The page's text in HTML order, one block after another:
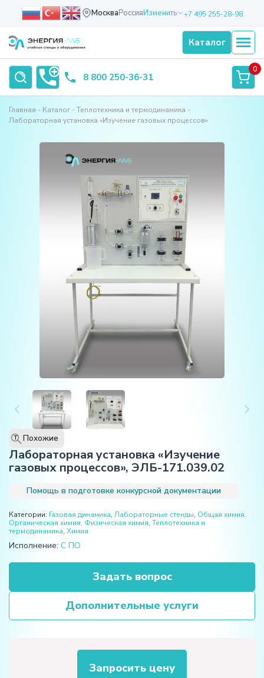
МоскваРоссияИзменить +7 495 255-28-98
Каталог
8 800 250-36-31
0
Главная Каталог
Теплотехника и термодинамика
Лабораторная установка «Изучение газовых процессов»
T Похожие
Лабораторная установка «Изучение
газовых процессов», ЭЛБ-171.039.02
Помощь в подготовке конкурсной документации
Категории: Газовая динамика, Лабораторные стенды, Общая химия.
Органическая химия. Физическая химия, Теплотехника и
термодинамика, Химия
Исполнение: С ПО
Задать вопрос
Дополнительные услуги
Запросить цену